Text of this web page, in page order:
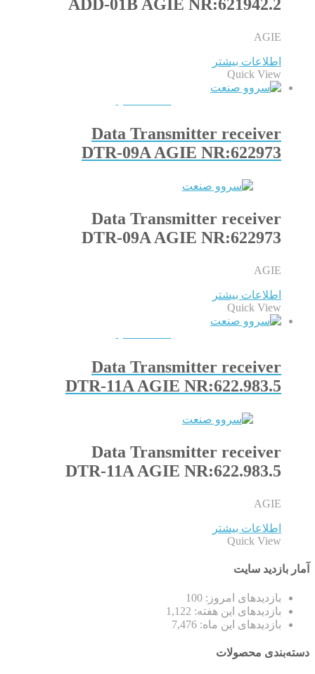
ADD-01B AGIE NR:621942.2
AGIE
اطلاعات بیشتر
Quick View
Data Transmitter receiver
DTR-09A AGIE NR:622973
Data Transmitter receiver
DTR-09A AGIE NR:622973
AGIE
اطلاعات بیشتر
Quick View
Data Transmitter receiver
DTR-11A AGIE NR:622.983.5
Data Transmitter receiver
DTR-11A AGIE NR:622.983.5
AGIE
اطلاعات بیشتر
Quick View
آمار بازدید سایت
بازدیدهای امروز: 100
بازدیدهای این هفته: 1,122
بازدیدهای این ماه: 7,476
دسته‌بندی محصولات